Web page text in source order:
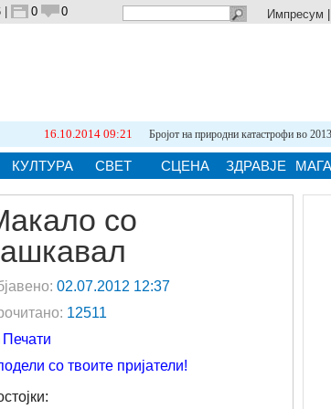
0 0 Импресум
16.10.2014 09:21 Бројот на природни катастрофи во 2013 е...
КУЛТУРА СВЕТ СЦЕНА ЗДРАВЈЕ
со
02.07.2012 12:37
12511
Печати
со твоите пријатели!